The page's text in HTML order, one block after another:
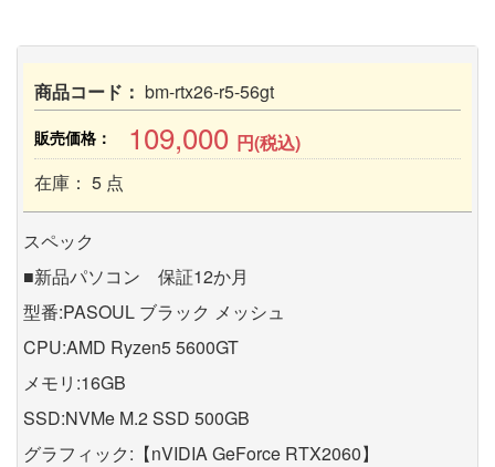
商品コード： bm-rtx26-r5-56gt
販売価格： 109,000 円(税込)
在庫： 5 点
スペック
■新品パソコン 保証12か月
型番:PASOUL ブラック メッシュ
CPU:AMD Ryzen5 5600GT
メモリ:16GB
SSD:NVMe M.2 SSD 500GB
グラフィック:【nVIDIA GeForce RTX2060】